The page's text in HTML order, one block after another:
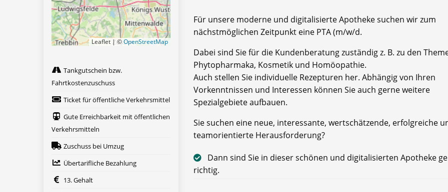
Für unsere moderne und digitalisierte Apotheke suchen wir zum
nächstmöglichen Zeitpunkt eine PTA (m/w/d.
Dabei sind Sie für die Kundenberatung zuständig z. B. zu den
Phytopharmaka, Kosmetik und Homöopathie.
Auch stellen Sie individuelle Rezepturen her. Abhängig von Ihren
Vorkenntnissen und Interessen können Sie auch gerne weitere
Spezialgebiete aufbauen.
Sie suchen eine neue, interessante, wertschätzende, erfolgreiche
teamorientierte Herausforderung?
Dann sind Sie in dieser schönen und digitalisierten Apotheke
richtig.
Leaflet | ©OpenStreetMap
Tankgutschein bzw.
Fahrtkostenzuschuss
Ticket für öffentliche Verkehrsmittel
Gute Erreichbarkeit mit öffentlichen
Verkehrsmitteln
Zuschuss bei Umzug
Übertarifliche Bezahlung
13. Gehalt